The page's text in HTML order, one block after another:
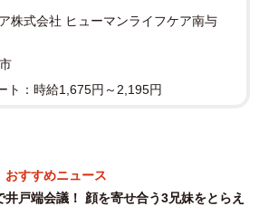
ちゃん、クロちゃん、シロくん（画像提供：
ｺﾞﾆｬﾝ）のぱぱになりました。さん）
活動をしている知人から「里親を探
る」と聞いたことをきっかけに、飼
日は部活で不在の彼女に代わっ
が迎える子猫を選びに行くことに。
株式会社 ヒューマンライフケア南与
ト：時給1,675円～2,195円
おすすめニュース
井戸端会議！ 顔を寄せ合う3兄妹をとらえ